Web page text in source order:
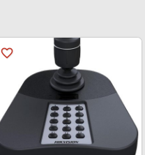
favorite_border